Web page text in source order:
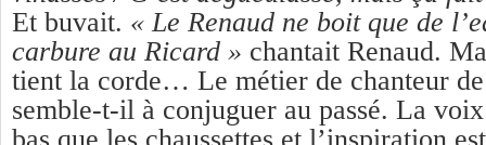
Et buvait. « Le Renaud ne boit que de
carbure au Ricard » chantait Renaud.
tient la corde… Le métier de chanteur de
semble-t-il à conjuguer au passé. La